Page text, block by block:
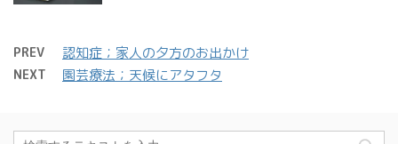
PREV 認知症；家人の夕方のお出かけ
NEXT 園芸療法；天候にアタフタ